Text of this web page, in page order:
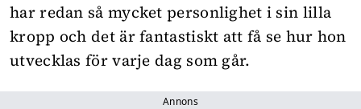
har redan så mycket personlighet i sin lilla
kropp och det är fantastiskt att få se hur hon
utvecklas för varje dag som går.
Annons